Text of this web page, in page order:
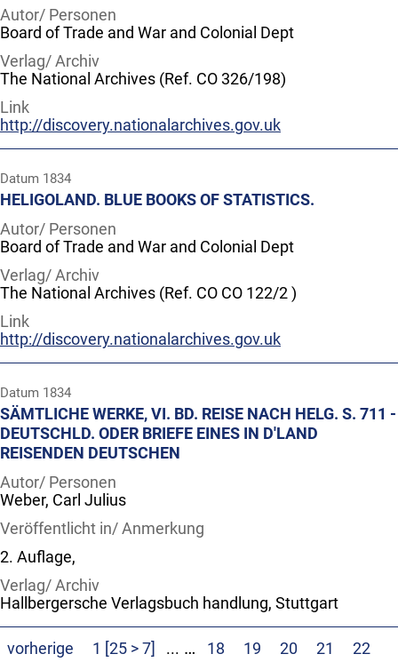
Autor/ Personen
Board of Trade and War and Colonial Dept
Verlag/ Archiv
The National Archives (Ref. CO 326/198)
Link
http://discovery.nationalarchives.gov.uk
Datum 1834
HELIGOLAND. BLUE BOOKS OF STATISTICS.
Autor/ Personen
Board of Trade and War and Colonial Dept
Verlag/ Archiv
The National Archives (Ref. CO CO 122/2 )
Link
http://discovery.nationalarchives.gov.uk
Datum 1834
SÄMTLICHE WERKE, VI. BD. REISE NACH HELG. S. 711 -
DEUTSCHLD. ODER BRIEFE EINES IN D'LAND
REISENDEN DEUTSCHEN
Autor/ Personen
Weber, Carl Julius
Veröffentlicht in/ Anmerkung
2. Auflage,
Verlag/ Archiv
Hallbergersche Verlagsbuch handlung, Stuttgart
vorherige 1 [25 > 7] ... … 18 19 20 21
22